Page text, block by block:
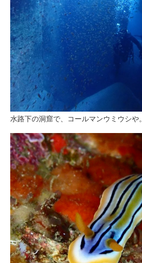
水路下の洞窟で、コールマンウミウシや。